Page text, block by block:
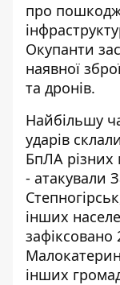
про
Окупанти
наявної
та дронів.
Найбільшу
ударів склали
БпЛА різних
- атакували
інших
зафіксовано
інших